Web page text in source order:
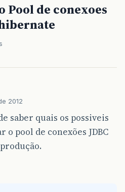
Pool de conexoes
2012
saber quais os possiveis
o pool de conexões JDBC